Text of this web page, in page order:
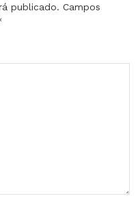
publicado. Campos